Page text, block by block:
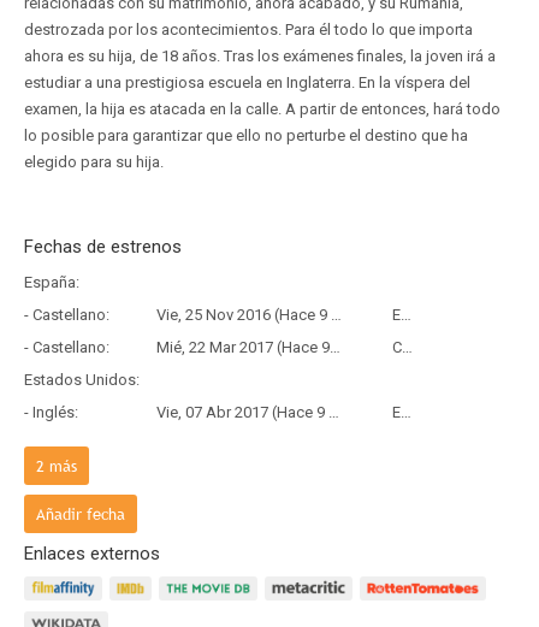
destrozada por los acontecimientos. Para él todo lo que importa
ahora es su hija, de 18 años. Tras los exámenes finales, la joven irá a
estudiar a una prestigiosa escuela en Inglaterra. En la víspera del
examen, la hija es atacada en la calle. A partir de entonces, hará todo
lo posible para garantizar que ello no perturbe el destino que ha
elegido para su hija.
Fechas de estrenos
España:
- Castellano:
Vie, 25 Nov 2016 (Hace 9 años y 8 meses)
Estreno
- Castellano:
Mié, 22 Mar 2017 (Hace 9 años y 4 meses)
Copia Física
Estados Unidos:
- Inglés:
Vie, 07 Abr 2017 (Hace 9 años y 4 meses)
Estreno
Reino Unido:
- Inglés:
Francia:
- Frances:
2 más
Añadir fecha
Enlaces externos